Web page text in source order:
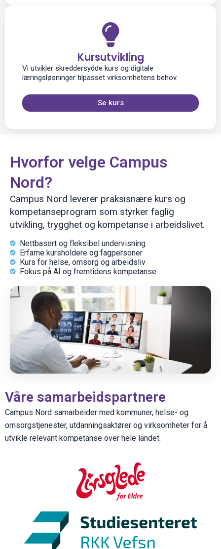
Kursutvikling
Vi utvikler skreddersydde kurs og digitale
læringsløsninger tilpasset virksomhetens behov.
Se kurs
Hvorfor velge Campus
Nord?
Campus Nord leverer praksisnære kurs og
kompetanseprogram som styrker faglig
utvikling, trygghet og kompetanse i arbeidslivet.
Nettbasert og fleksibel undervisning
Erfarne kursholdere og fagpersoner
Kurs for helse, omsorg og arbeidsliv
Fokus på AI og fremtidens kompetanse
Våre samarbeidspartnere
Campus Nord samarbeider med kommuner, helse- og
omsorgstjenester, utdanningsaktører og virksomheter for å
utvikle relevant kompetanse over hele landet.